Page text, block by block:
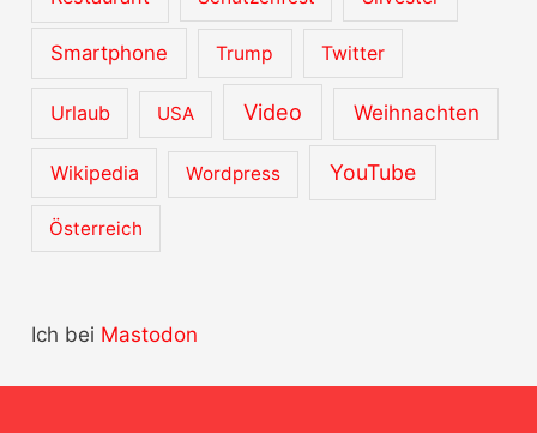
Smartphone Trump Twitter
Urlaub USA Video Weihnachten
Wikipedia Wordpress YouTube
Österreich
Ich bei Mastodon